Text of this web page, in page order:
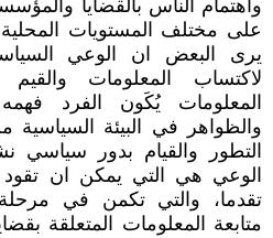
واهتمام الناس بالقضايا
على مختلف المستويات المحلية
يرى البعض ان الوعي
لاكتساب المعلومات
المعلومات يُكَون الفرد
والظواهر في البيئة
التطور والقيام بدور سياسي
الوعي هي التي يمكن ان تقود
تقدما، والتي تكمن في مرحلة
متابعة المعلومات المتعلقة